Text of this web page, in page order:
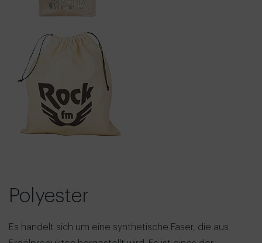
Polyester
Es handelt sich um eine synthetische Faser, die aus